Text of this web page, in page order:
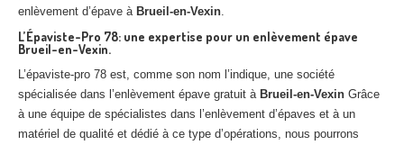
enlèvement d’épave àBrueil-en-Vexin.
L’Épaviste-Pro 78: une expertise pour un enlèvement épave
Brueil-en-Vexin.
L’épaviste-pro 78 est, comme son nom l’indique, une société
spécialisée dans l’enlèvement épave gratuit à Brueil-en-Vexin Grâce
à une équipe de spécialistes dans l’enlèvement d’épaves et à un
matériel de qualité et dédié à ce type d’opérations, nous pourrons